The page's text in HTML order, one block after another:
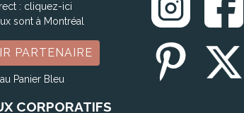
: cliquez-ici
sont à Montréal
PARTENAIRE
Panier Bleu
CORPORATIFS